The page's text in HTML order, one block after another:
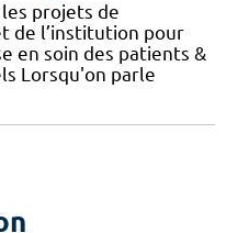
projets de
de l’institution pour
en soin des patients &
Lorsqu'on parle